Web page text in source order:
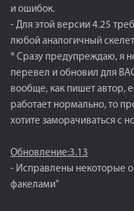
и ошибок.
- Для этой версии 4.25
любой аналогичный
* Сразу предупреждаю, я
перевел и обновил для
вообще, как пишет автор,
работает нормально, то
хотите заморачиваться с
Обновление:3.13
- Исправлены некоторые
факелами"